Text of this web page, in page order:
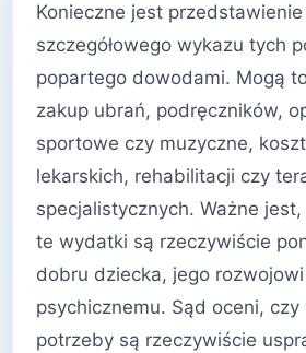
Konieczne jest
szczegółowego wykazu tych
popartego dowodami. Mogą
zakup ubrań, podręczników,
sportowe czy muzyczne,
lekarskich, rehabilitacji czy
specjalistycznych. Ważne
te wydatki są rzeczywiście
dobru dziecka, jego
psychicznemu. Sąd oceni, czy
potrzeby są rzeczywiście